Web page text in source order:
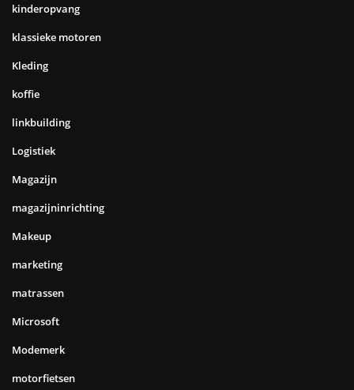
kinderopvang
klassieke motoren
Kleding
koffie
linkbuilding
Logistiek
Magazijn
magazijninrichting
Makeup
marketing
matrassen
Microsoft
Modemerk
motorfietsen